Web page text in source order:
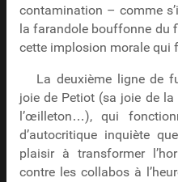
contamination – comme
la farandole bouffonne du
cette implosion morale qui
La deuxième ligne de
joie de Petiot (sa joie de
l’œilleton…), qui
d’autocritique inquiète
plaisir à transformer
contre les collabos à